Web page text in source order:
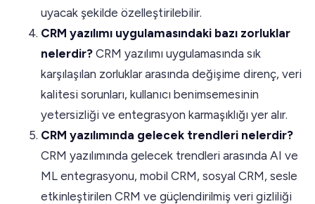
uyacak şekilde özelleştirilebilir.
CRM yazılımı uygulamasındaki bazı zorluklar
nelerdir? CRM yazılımı uygulamasında sık
karşılaşılan zorluklar arasında değişime direnç, veri
kalitesi sorunları, kullanıcı benimsemesinin
yetersizliği ve entegrasyon karmaşıklığı yer alır.
CRM yazılımında gelecek trendleri nelerdir?
CRM yazılımında gelecek trendleri arasında AI ve
ML entegrasyonu, mobil CRM, sosyal CRM, sesle
etkinleştirilen CRM ve güçlendirilmiş veri gizliliği